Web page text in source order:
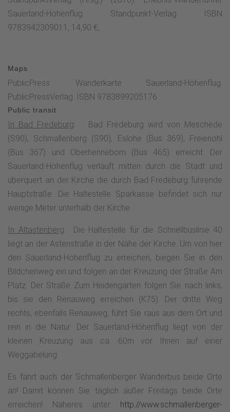
in Richtung Süden.Mit weiteren schönen Fernsichten führt
der Sauerland-Höhenflug bis zur Schiefergrube Magog.
Schiefervorkommen Deutschlands ist. Der Höhenflug führt
durch das kleine Örtchen Huxel mit einer angrenzenden
Schutzhütte mit Kalkofen, im dem früher Kalk gebrannt
wurde. Oberhalb von Holthausen, an der Flanke des
Ohlberges eröffnen sich herrliche Panoramaaussichten weit
gen Süden. Eine Schutzhütte mit geschwungener Liege und
einer 2 m großen Panoramatafel lädt zu einer Rast ein.In
Holthausen selber befindet sich das Schieferbergbau- und
Heimatmuseum, wo Interessantes über Schiefer, Gesteine,
Heimatkunde und über den Alltag der früheren Generationen
gezeigt wird. Der Höhenflug umrundet den Ohlberg und führt
Sattelbogen. Hier beginnt die Sorpetal-Variante des
Sauerland-Höhenfluges, welche durch Mittel- und Obersorpe
führt und nahe dem Rastplatz Großes Bildchen wieder auf
den Hauptweg trifft. Wir folgen am Sattelbogen dem
Sauerland-Höhenflug, der durch Fichtenwälder nun steil
ansteigt, den Jüberg passiert und dann die SGV-Hunau-
Hütte am Langen Stein erreicht.Kurze Zeit später passiert
der Höhenflug den mächtigen Fernmeldeturm Bödefeld, der
bis in weite Entfernungen das unverwechselbare
Erkennungsmerkmal der Hunau darstellt und zum Beispiel
von dem Aussichtspunkt Windhausen bei Attendorn bei
klarer Sicht zu erkennen ist.Über den Hunauweg erreicht der
Wanderweg den Irreplatz. Hier treffen seit Jahrhunderten
Sauerland-Höhenflug. Standpunkt-Verlag. ISBN
9783942309011, 14,90 €,
Maps
PublicPress: Wanderkarte Sauerland-Höhenflug.
PublicPressVerlag. ISBN 9783899205176
Public transit
In Bad Fredeburg: Bad Fredeburg wird von Meschede
(S90), Schmallenberg (S90), Eslohe (Bus 369), Freienohl
(Bus 367) und Oberhenneborn (Bus 465) erreicht. Der
Sauerland-Höhenflug verläuft mitten durch die Stadt und
überquert an der Kirche die durch Bad Fredeburg führende
Hauptstraße. Die Haltestelle Sparkasse befindet sich nur
wenige Meter unterhalb der Kirche.
In Altastenberg: Die Haltestelle für die Schnellbuslinie 40
liegt an der Astenstraße in der Nähe der Kirche. Um von hier
den Sauerland-Höhenflug zu erreichen, biegen Sie in den
Bildchenweg ein und folgen an der Kreuzung der Straße Am
Platz. Der Straße Zum Heidengarten folgen Sie nach links,
bis sie den Renauweg erreichen (K75). Der dritte Weg
rechts, ebenfalls Renauweg, führt Sie raus aus dem Ort und
rein in die Natur: Der Sauerland-Höhenflug liegt von der
kleinen Kreuzung aus ca. 60m vor Ihnen auf einer
Weggabelung.
Es fährt auch der Schmallenberger Wanderbus beide Orte
an! Damit können Sie täglich außer Freitags beide Orte
erreichen! Näheres unter
http://www.schmallenberger-